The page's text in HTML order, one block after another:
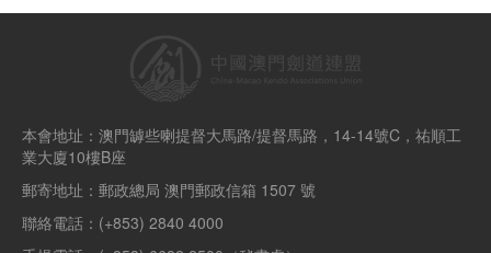
本會地址：澳門罅些喇提督大馬路/提督馬路，14-14號C，祐順工
業大廈10樓B座
郵寄地址：郵政總局 澳門郵政信箱 1507 號
聯絡電話：(+853) 2840 4000